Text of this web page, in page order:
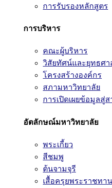
การรับรองหลักสูตร
การบริหาร
คณะผู้บริหาร
วิสัยทัศน์และยุทธศา
โครงสร้างองค์กร
สภามหาวิทยาลัย
การเปิดเผยข้อมูลสู่
อัตลักษณ์มหาวิทยาลัย
พระเกี้ยว
สีชมพู
ต้นจามจุรี
เสื้อครุยพระราชทาน